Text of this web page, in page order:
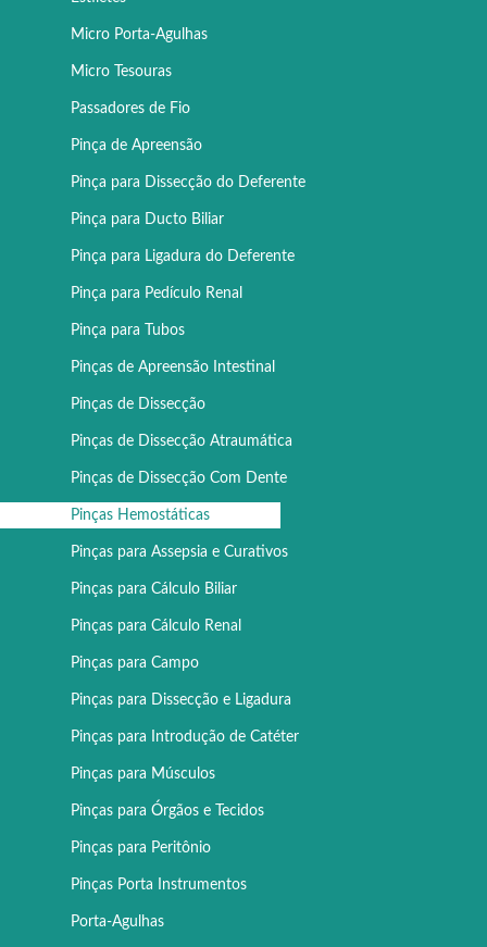
Micro Porta-Agulhas
Micro Tesouras
Passadores de Fio
Pinça de Apreensão
Pinça para Dissecção do Deferente
Pinça para Ducto Biliar
Pinça para Ligadura do Deferente
Pinça para Pedículo Renal
Pinça para Tubos
Pinças de Apreensão Intestinal
Pinças de Dissecção
Pinças de Dissecção Atraumática
Pinças de Dissecção Com Dente
Pinças Hemostáticas
Pinças para Assepsia e Curativos
Pinças para Cálculo Biliar
Pinças para Cálculo Renal
Pinças para Campo
Pinças para Dissecção e Ligadura
Pinças para Introdução de Catéter
Pinças para Músculos
Pinças para Órgãos e Tecidos
Pinças para Peritônio
Pinças Porta Instrumentos
Porta-Agulhas